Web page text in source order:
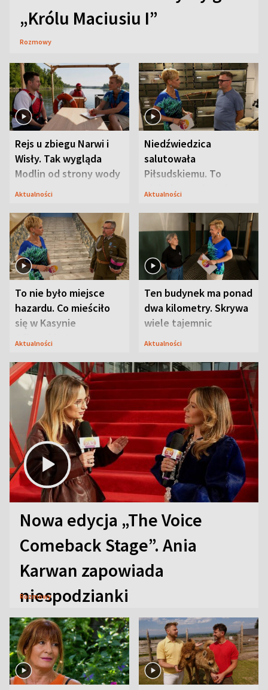
„Królu Maciusiu I”
Rozmowy
Rejs u zbiegu Narwi i
Wisły. Tak wygląda
Modlin od strony wody
Aktualności
Niedźwiedzica
salutowała
Piłsudskiemu. To
niejedyna tajemnica
Aktualności
To nie było miejsce
hazardu. Co mieściło
się w Kasynie
Oficerskim?
Aktualności
Ten budynek ma ponad
dwa kilometry. Skrywa
wiele tajemnic
Aktualności
Nowa edycja „The Voice
Comeback Stage”. Ania
Karwan zapowiada
niespodzianki
Rozmowy